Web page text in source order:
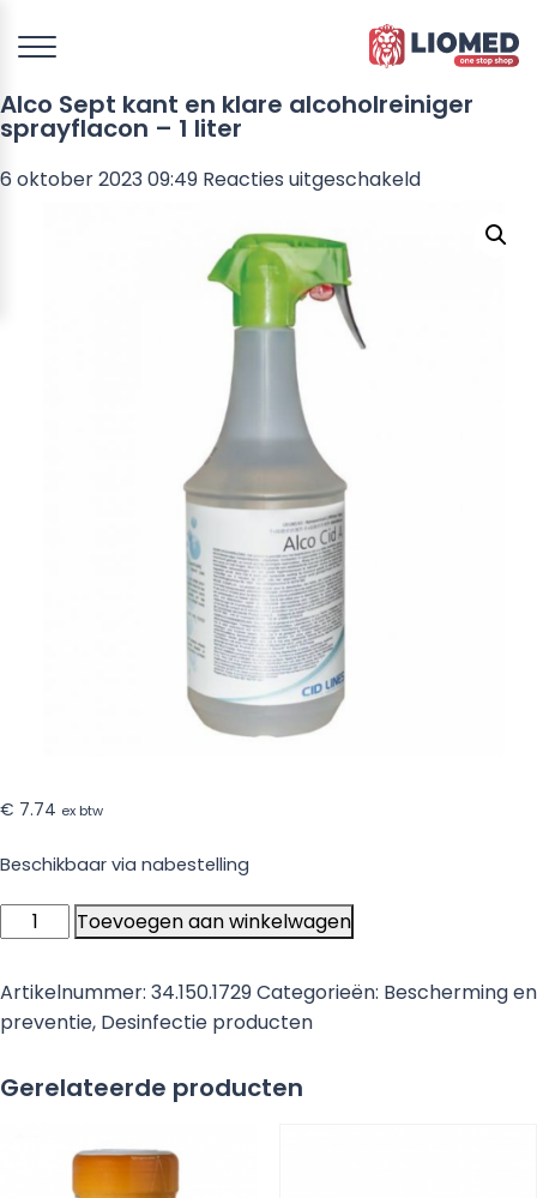
Alco Sept kant en klare alcoholreiniger
sprayflacon – 1 liter
6 oktober 2023 09:49 Reacties uitgeschakeldvoor
€ 7.74 ex btw
Beschikbaar via nabestelling
Alco
Sept
kant
en
klare
sprayflacon
Toevoegen aan winkelwagen
Artikelnummer: 34.150.1729Categorieën: Bescherming en
preventie, Desinfectie producten
Gerelateerde producten